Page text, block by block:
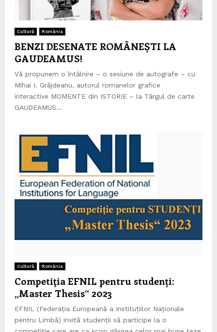
Cultură România
BENZI DESENATE ROMÂNEȘTI LA
GAUDEAMUS!
Vă propunem o întâlnire – o sesiune de autografe – cu
Mihai I. Grăjdeanu, autorul romanelor grafice
interactive MOMENTE din ISTORIE – la Târgul de carte
GAUDEAMUS...
Cultură România
Competiţia EFNIL pentru studenți:
„Master Thesis“ 2023
EFNIL (Federația Europeană a Instituțiilor Naționale
pentru Limbă) invită studenții să participe la o